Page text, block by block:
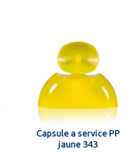
Capsule a service PP
jaune 343